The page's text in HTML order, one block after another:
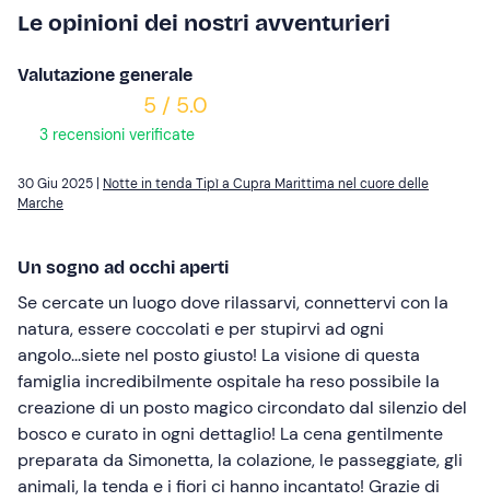
Le opinioni dei nostri avventurieri
Valutazione generale
5 / 5.0
3 recensioni verificate
30 Giu 2025 | Notte in tenda Tipì a Cupra Marittima nel cuore delle
Marche
Un sogno ad occhi aperti
Se cercate un luogo dove rilassarvi, connettervi con la
natura, essere coccolati e per stupirvi ad ogni
angolo...siete nel posto giusto! La visione di questa
famiglia incredibilmente ospitale ha reso possibile la
creazione di un posto magico circondato dal silenzio del
bosco e curato in ogni dettaglio! La cena gentilmente
preparata da Simonetta, la colazione, le passeggiate, gli
animali, la tenda e i fiori ci hanno incantato! Grazie di